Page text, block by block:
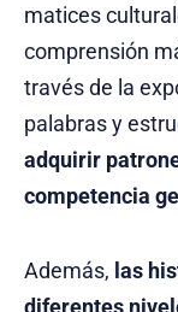
matices
comprensión
través de la
palabras y
adquirir
competencia
Además, las
diferentes